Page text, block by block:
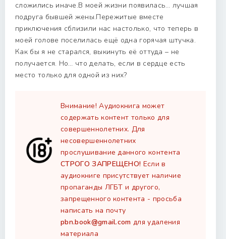
сложились иначе.В моей жизни появилась… лучшая
подруга бывшей жены.Пережитые вместе
приключения сблизили нас настолько, что теперь в
моей голове поселилась ещё одна горячая штучка.
Как бы я не старался, выкинуть её оттуда – не
получается. Но… что делать, если в сердце есть
место только для одной из них?
Внимание! Аудиокнига может
содержать контент только для
совершеннолетних. Для
несовершеннолетних
прослушивание данного контента
СТРОГО ЗАПРЕЩЕНО! Если в
аудиокниге присутствует наличие
пропаганды ЛГБТ и другого,
запрещенного контента - просьба
написать на почту
pbn.book@gmail.com для удаления
материала